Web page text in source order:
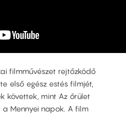
filmművészet rejtőzködő
első egész estés filmjét,
követtek, mint Az őrület
Mennyei napok. A film